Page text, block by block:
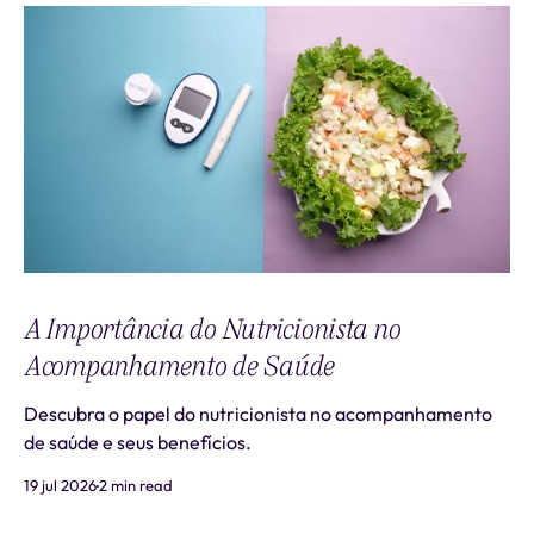
A Importância do Nutricionista no
Acompanhamento de Saúde
Descubra o papel do nutricionista no acompanhamento
de saúde e seus benefícios.
19 jul 20262 min read